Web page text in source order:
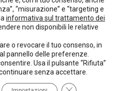
Policy
“misurazione” e “targeting e
informativa sul trattamento dei
non disponibili le relative
o revocare il tuo consenso, in
pannello delle preferenze.
Usa il pulsante “Rifiuta”
senza accettare.
Close GDPR